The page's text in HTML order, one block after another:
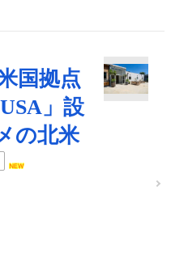
国拠点
」設
の北米